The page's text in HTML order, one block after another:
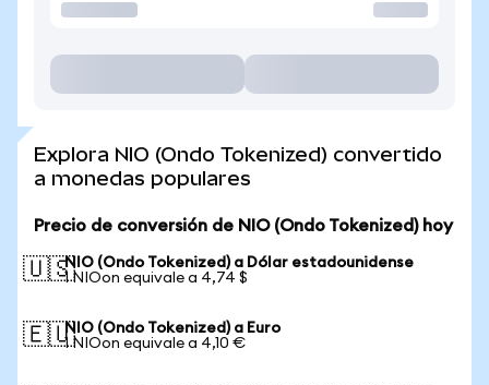
Explora NIO (Ondo Tokenized) convertido
a monedas populares
Precio de conversión de NIO (Ondo Tokenized) hoy
🇺🇸NIO (Ondo Tokenized) a Dólar estadounidense
1 NIOon equivale a 4,74 $
🇪🇺NIO (Ondo Tokenized) a Euro
1 NIOon equivale a 4,10 €